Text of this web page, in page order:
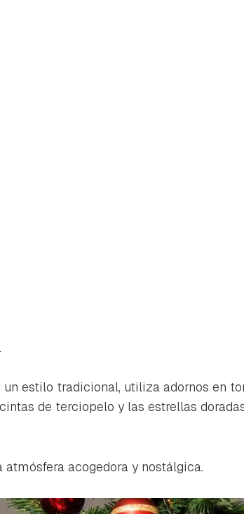
estilo tradicional, utiliza adornos en
de terciopelo y las estrellas
acogedora y nostálgica.